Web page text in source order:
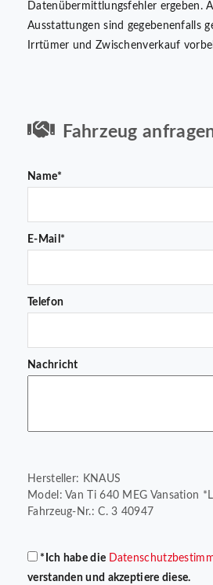
Datenübermittlungsfehler ergeben.
Ausstattungen sind gegebenenfalls
Irrtümer und Zwischenverkauf
Fahrzeug
Name*
E-Mail*
Telefon
Nachricht
Hersteller: KNAUS
Model: Van Ti 640 MEG Vansation
Fahrzeug-Nr.: C. 3 40947
*Ich habe die
verstanden und akzeptiere diese.